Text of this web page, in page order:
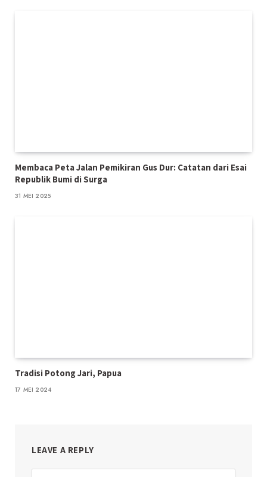
Membaca Peta Jalan Pemikiran Gus Dur: Catatan dari Esai
Republik Bumi di Surga
31 MEI 2025
Tradisi Potong Jari, Papua
17 MEI 2024
LEAVE A REPLY